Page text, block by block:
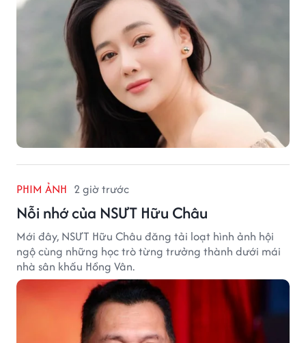
PHIM ẢNH 2 giờ trước
Nỗi nhớ của NSƯT Hữu Châu
Mới đây, NSƯT Hữu Châu đăng tải loạt hình ảnh hội
ngộ cùng những học trò từng trưởng thành dưới mái
nhà sân khấu Hồng Vân.